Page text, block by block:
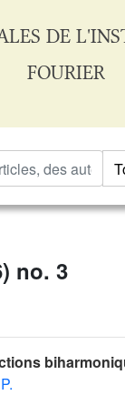
DE
FOURIER
no. 3